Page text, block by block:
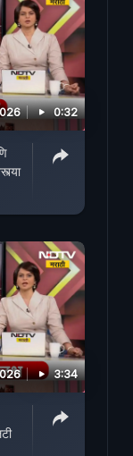
0:32
3:34